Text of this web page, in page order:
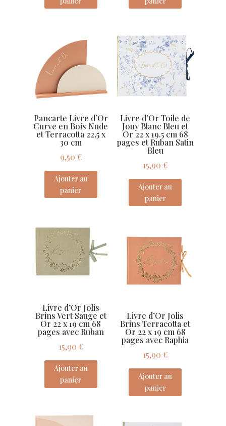
Pancarte Livre d’Or
Curve en Bois Nude
et Terracotta 22,5 x
30 cm
9,50 €
Ajouter au
panier
Livre d’Or Toile de
Jouy Blanc Bleu et
Or 22 x 19.5 cm 68
pages et Ruban Satin
Bleu
15,90 €
Ajouter au
panier
Livre d’Or Jolis
Brins Vert Sauge et
Or 22 x 19 cm 68
pages avec Ruban
15,90 €
Ajouter au
panier
Livre d’Or Jolis
Brins Terracotta et
Or 22 x 19 cm 68
pages avec Raphia
15,90 €
Ajouter au
panier